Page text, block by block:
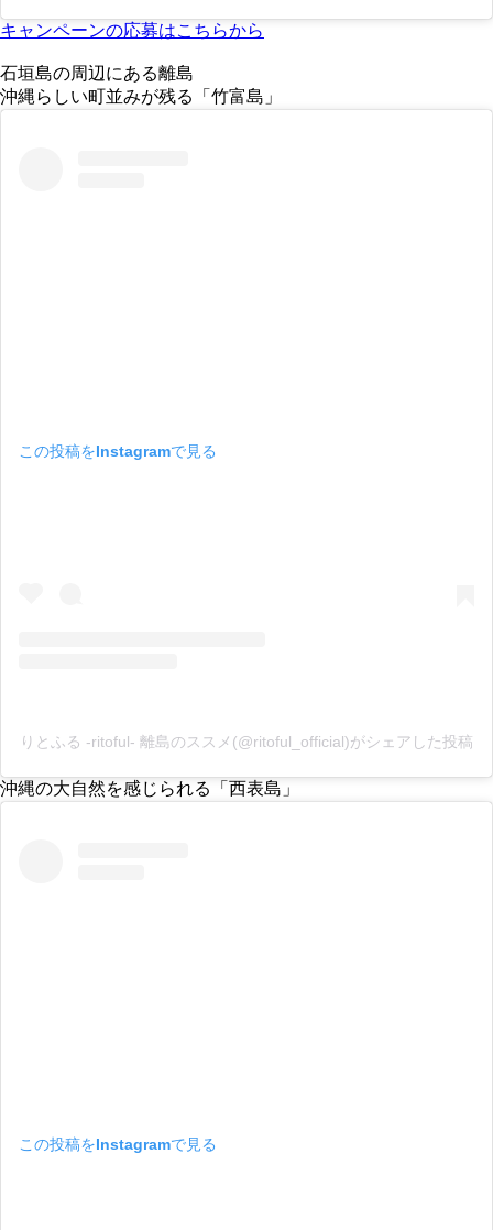
キャンペーンの応募はこちらから
石垣島の周辺にある離島
沖縄らしい町並みが残る「竹富島」
この投稿をInstagramで見る
りとふる -ritoful- 離島のススメ(@ritoful_official)がシェアした投稿
沖縄の大自然を感じられる「西表島」
この投稿をInstagramで見る